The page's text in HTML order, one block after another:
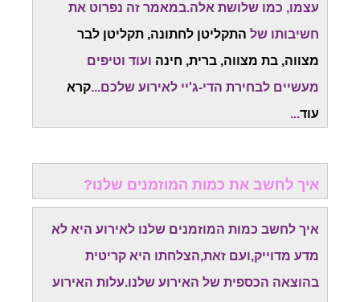
עצמו, כמו שלושת אלה.במאמר זה נפרוט את
חשיבותו של התקליטן לחתונה, תקליטן לבר
מצווה, בת מצווה, ברית, חינה ועוד וטיפים
מעשיים לבחירת הדי-ג'יי לאירוע שלכם...קרא
עוד...
איך לחשב את כמות המוזמנים שלנו?
איך לחשב כמות המוזמנים שלנו לאירוע היא לא
מדע מדוייק,ועם זאת,הצלחתו היא קריטית
בהוצאה הכספית של האירוע שלנו.עלות האירוע